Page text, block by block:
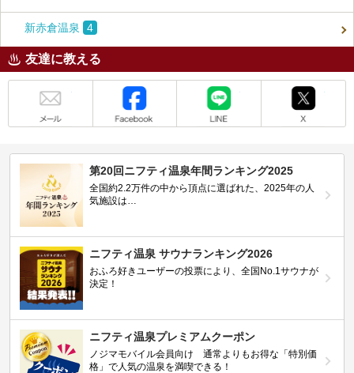
新赤倉温泉 4
友達に教える
第20回ニフティ温泉年間ランキング2025
全国約2.2万件の中から頂点に選ばれた、2025年の人
気施設は…
ニフティ温泉 サウナランキング2026
おふろ好きユーザーの投票により、全国No.1サウナが
決定！
ニフティ温泉プレミアムクーポン
ノジマモバイル会員向け 通常よりもお得な「特別価
格」で人気の温泉を満喫できる！